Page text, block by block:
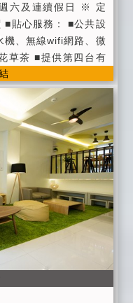
日至13日取消訂房
宿日前7日至9日取
d. 預定住宿日前4日
的訂金 e. 預定住宿
回 30% 的訂金 f. 預
回 20% 的訂金 g.
。
六及連續假日 ※ 定
貼心服務： ■公共設
機、無線wifi網路、微
草茶 ■提供第四台有
務 ■車站接送（需提
工作因素不方便準備
家，讓大家可以享受
午15:00以後；退房時
：週日~週五 / 假日：
：農曆過年期間 ■入
們登記，在辦理登記
交。 ■為維護住宿環
諒。 ■為維護住宿安
互尊重住宿空間上的
善保管、如有遺失，
：請於住宿前一週告
月，並於期限內擇期